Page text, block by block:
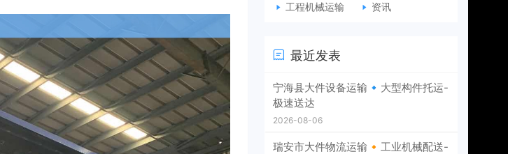
工程机械运输
资讯
最近发表
宁海县大件设备运输🔹大型构件托运-
极速送达
2026-08-06
瑞安市大件物流运输🔸工业机械配送-